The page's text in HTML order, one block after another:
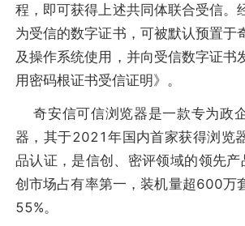
程，即可获得上述共同体联合受信。
为受信的数字证书，可被默认预置于
及操作系统使用，并向受信数字证书
用密码根证书受信证明》。
奇安信可信浏览器是一款专为政
器，其于2021年国内首家获得浏览
品认证，是信创、密评领域的领先
创市场占有率第一，装机量超600万
55%。